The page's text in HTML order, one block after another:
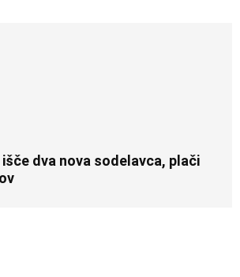
dva nova sodelavca, plači